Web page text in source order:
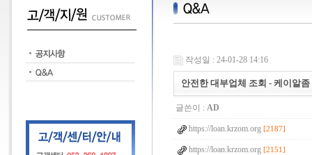
작성일 : 24-01-28 14:16
안전한 대부업체 조회 - 케이알좀
글쓴이 : AD
https://loan.krzom.org [2187]
https://loan.krzom.org [2151]